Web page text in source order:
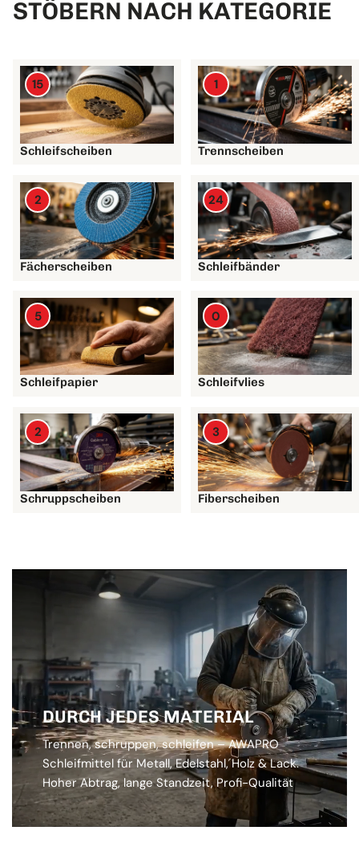
STÖBERN NACH KATEGORIE
Schleifscheiben
15
Trennscheiben
1
Fächerscheiben
2
Schleifbänder
24
Schleifpapier
5
Schleifvlies
0
Schruppscheiben
2
Fiberscheiben
3
DURCH JEDES MATERIAL
Trennen, schruppen, schleifen – AWAPRO
Schleifmittel für Metall, Edelstahl, Holz & Lack.
Hoher Abtrag, lange Standzeit, Profi-Qualität